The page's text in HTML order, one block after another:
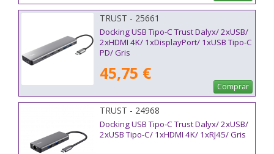
TRUST - 25661
Docking USB Tipo-C Trust Dalyx/ 2xUSB/
2xHDMI 4K/ 1xDisplayPort/ 1xUSB Tipo-C
PD/ Gris
45,75 €
Comprar
TRUST - 24968
Docking USB Tipo-C Trust Dalyx/ 2xUSB/
2xUSB Tipo-C/ 1xHDMI 4K/ 1xRJ45/ Gris